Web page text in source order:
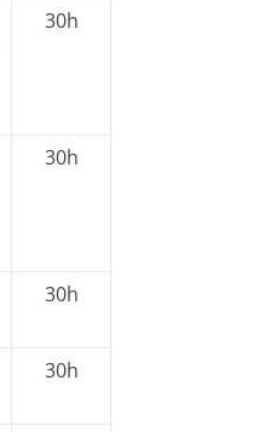
30h
30h
30h
30h